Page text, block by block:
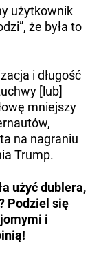
użytkownik
że była to
i długość
[lub]
mniejszy
na nagraniu
Trump.
użyć dublera,
Podziel się
i